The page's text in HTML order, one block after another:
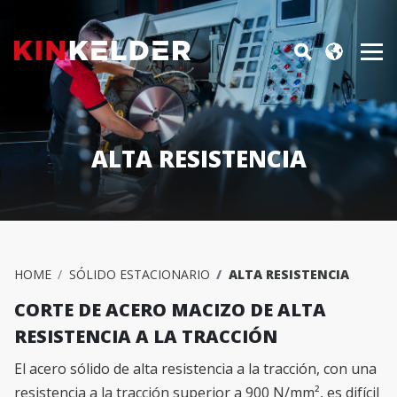
ALTA RESISTENCIA
HOME SÓLIDO ESTACIONARIO ALTA RESISTENCIA
CORTE DE ACERO MACIZO DE ALTA
RESISTENCIA A LA TRACCIÓN
El acero sólido de alta resistencia a la tracción, con una
resistencia a la tracción superior a 900 N/mm², es difícil